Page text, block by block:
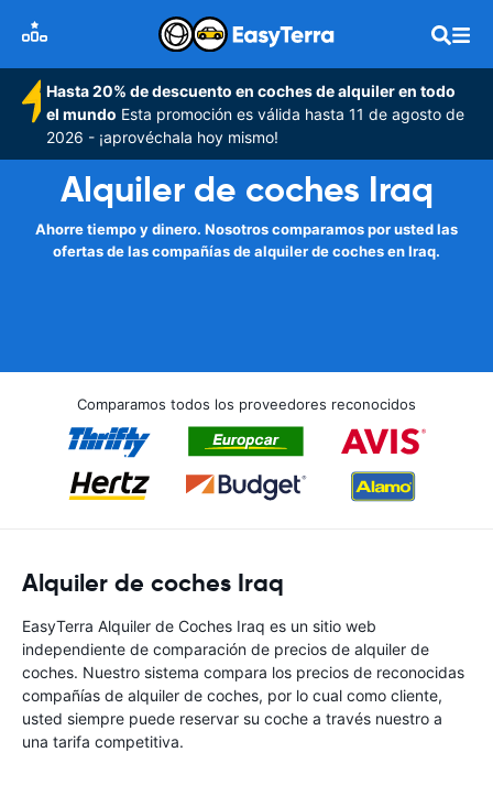
Hasta 20% de descuento en coches de alquiler en todo
el mundo Esta promoción es válida hasta 11 de agosto de
2026 - ¡aprovéchala hoy mismo!
Alquiler de coches Iraq
Ahorre tiempo y dinero. Nosotros comparamos por usted las
ofertas de las compañías de alquiler de coches en Iraq.
Comparamos todos los proveedores reconocidos
Alquiler de coches Iraq
EasyTerra Alquiler de Coches Iraq es un sitio web
independiente de comparación de precios de alquiler de
coches. Nuestro sistema compara los precios de reconocidas
compañías de alquiler de coches, por lo cual como cliente,
usted siempre puede reservar su coche a través nuestro a
una tarifa competitiva.